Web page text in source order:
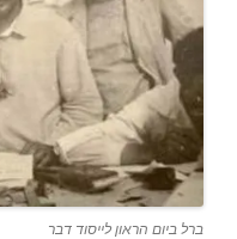
ברל ביום הראון לייסוד דבר